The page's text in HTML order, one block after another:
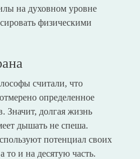
на духовном уровне
физическими
считали, что
определенное
Значит, долгая жизнь
дышать не спеша.
потенциал своих
то и на десятую часть.